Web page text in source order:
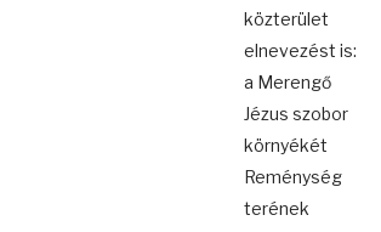
közterület
elnevezést is:
a Merengő
Jézus szobor
környékét
Reménység
terének